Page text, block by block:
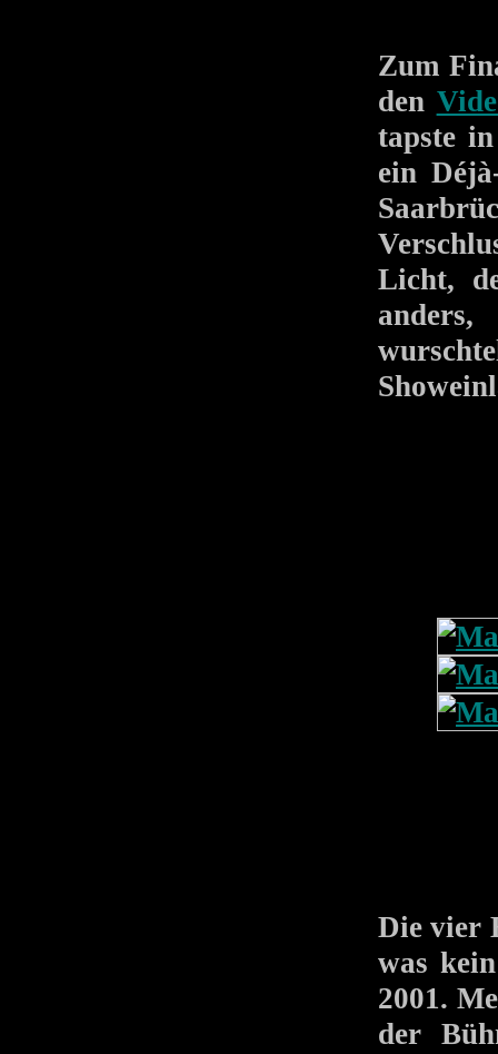
Zum
den
tapste
ein
Licht,
anders,
Die vier
was
2001.
der